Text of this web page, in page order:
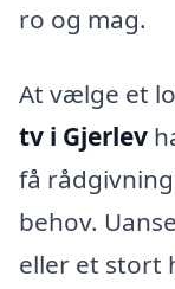
ro og mag.
At vælge et
tv i Gjerlev
få
behov.
eller et stort